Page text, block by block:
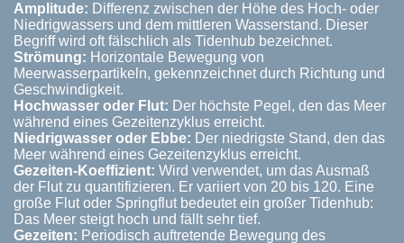
Amplitude: Differenz zwischen der Höhe des Hoch- oder
Niedrigwassers und dem mittleren Wasserstand. Dieser
Begriff wird oft fälschlich als Tidenhub bezeichnet.
Strömung: Horizontale Bewegung von
Meerwasserpartikeln, gekennzeichnet durch Richtung und
Geschwindigkeit.
Hochwasser oder Flut: Der höchste Pegel, den das Meer
während eines Gezeitenzyklus erreicht.
Niedrigwasser oder Ebbe: Der niedrigste Stand, den das
Meer während eines Gezeitenzyklus erreicht.
Gezeiten-Koeffizient: Wird verwendet, um das Ausmaß
der Flut zu quantifizieren. Er variiert von 20 bis 120. Eine
große Flut oder Springflut bedeutet ein großer Tidenhub:
Das Meer steigt hoch und fällt sehr tief.
Gezeiten: Periodisch auftretende Bewegung des